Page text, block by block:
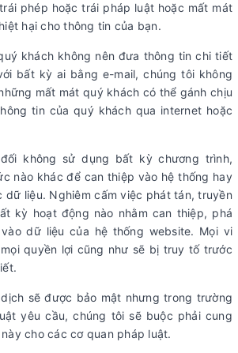
phép hoặc trái pháp luật hoặc mất mát
hại cho thông tin của bạn.
khách không nên đưa thông tin chi tiết
bất kỳ ai bằng e-mail, chúng tôi không
mất mát quý khách có thể gánh chịu
tin của quý khách qua internet hoặc
không sử dụng bất kỳ chương trình,
nào khác để can thiệp vào hệ thống hay
dữ liệu. Nghiêm cấm việc phát tán, truyền
kỳ hoạt động nào nhằm can thiệp, phá
dữ liệu của hệ thống website. Mọi vi
quyền lợi cũng như sẽ bị truy tố trước
sẽ được bảo mật nhưng trong trường
yêu cầu, chúng tôi sẽ buộc phải cung
cho các cơ quan pháp luật.